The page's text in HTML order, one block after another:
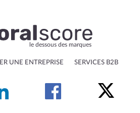
le dessous des marques
UNE ENTREPRISE SERVICES B2B